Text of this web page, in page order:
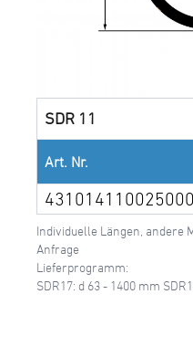
SDR 11
Art. Nr.
Individuelle Längen, andere
Anfrage
Lieferprogramm:
SDR17: d 63 - 1400 mm